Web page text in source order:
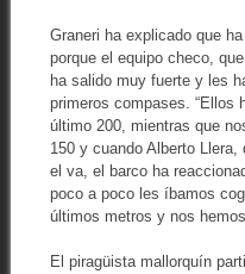
Graneri ha explicado que
porque el equipo checo,
ha salido muy fuerte y les
primeros compases. “Ellos
último 200, mientras que
150 y cuando Alberto
el va, el barco ha
poco a poco les íbamos
últimos metros y nos
El piragüista mallorquín